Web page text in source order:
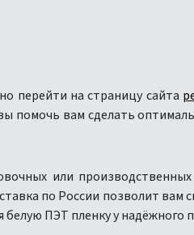
перейти на страницу сайта
помочь вам сделать
или
по России позволит вам
ПЭТ пленку у надёжного